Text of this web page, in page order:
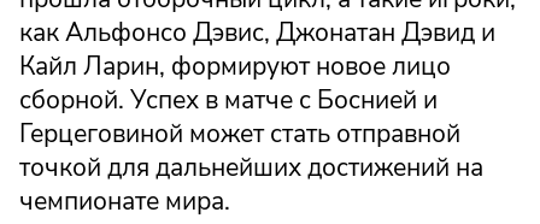
как Альфонсо Дэвис, Джонатан Дэвид и
Кайл Ларин, формируют новое лицо
сборной. Успех в матче с Боснией и
Герцеговиной может стать отправной
точкой для дальнейших достижений на
чемпионате мира.